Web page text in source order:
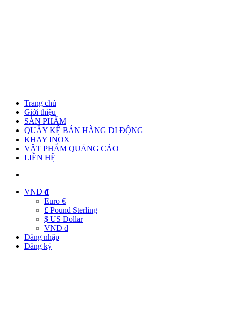
Trang chủ
Giới thiệu
SẢN PHẨM
QUẦY KỆ BÁN HÀNG DI ĐỘNG
KHAY INOX
VẬT PHẨM QUẢNG CÁO
LIÊN HỆ
VND đ
Euro €
£ Pound Sterling
$ US Dollar
VND đ
Đăng nhập
Đăng ký